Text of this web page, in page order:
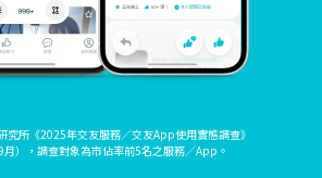
究所《2025年交友服務／交友App使用實態調查》
月），調查對象為市佔率前5名之服務／App。